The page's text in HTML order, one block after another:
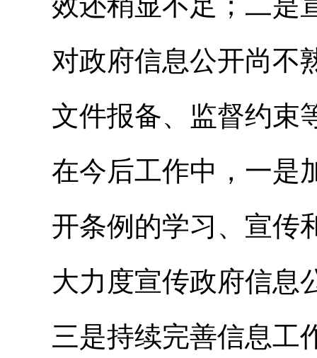
对政府信息公开尚不
文件报备、监督约束
在今后工作中，一是
开条例的学习、宣传
大力度宣传政府信息
三是持续完善信息工